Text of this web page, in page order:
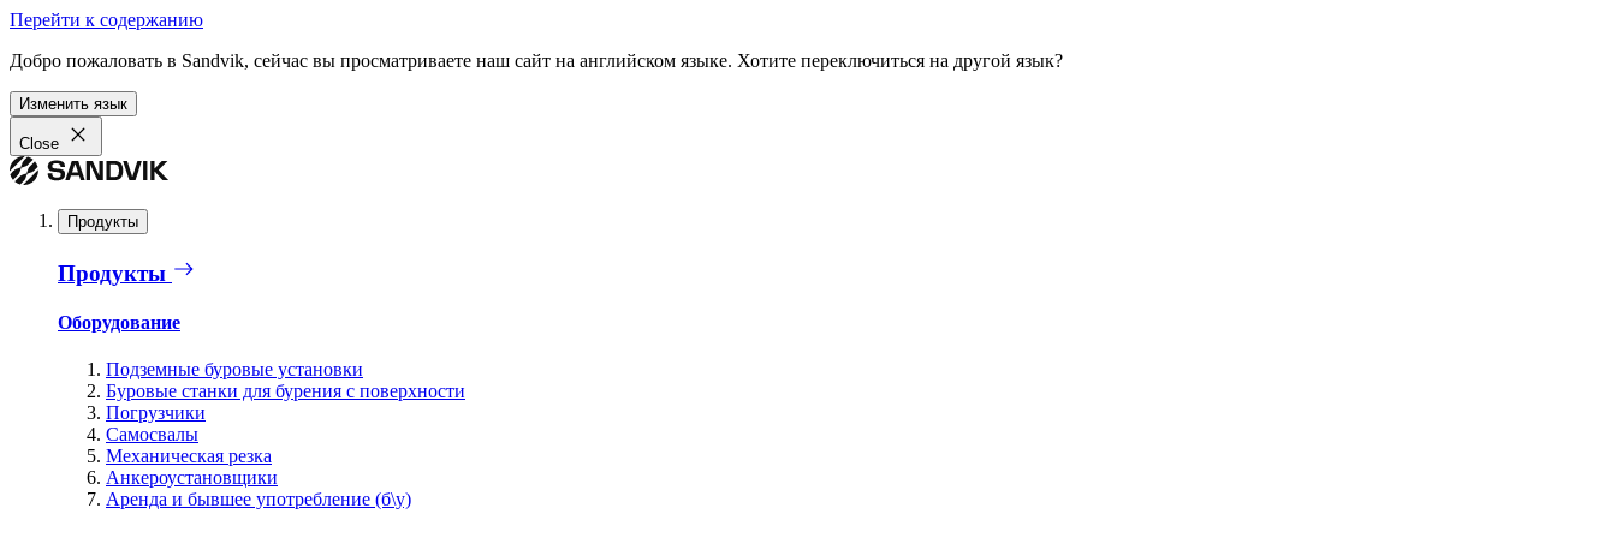
Перейти к содержанию
Добро пожаловать в Sandvik, сейчас вы просматриваете наш сайт на английском языке. Хотите переключиться на другой язык?
Изменить язык
Close
Продукты
Продукты
Оборудование
Подземные буровые установки
Буровые станки для бурения с поверхности
Погрузчики
Самосвалы
Механическая резка
Анкероустановщики
Аренда и бывшее употребление (б\у)